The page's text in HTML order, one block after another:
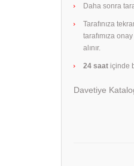
Daha sonra
Tarafınıza
tarafımıza
alınır.
24 saat içinde
Davetiye